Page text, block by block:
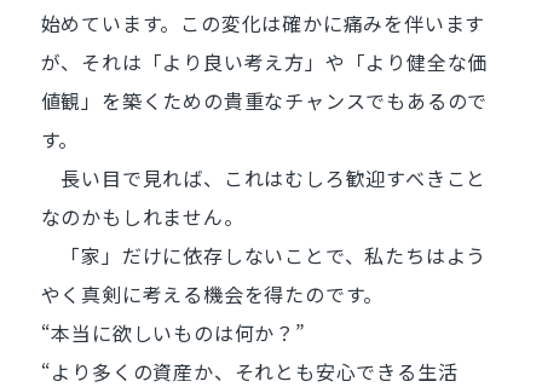
始めています。この変化は確かに痛みを伴います
が、それは「より良い考え方」や「より健全な価
値観」を築くための貴重なチャンスでもあるので
す。
長い目で見れば、これはむしろ歓迎すべきこと
なのかもしれません。
「家」だけに依存しないことで、私たちはよう
やく真剣に考える機会を得たのです。
“本当に欲しいものは何か？”
“より多くの資産か、それとも安心できる生活